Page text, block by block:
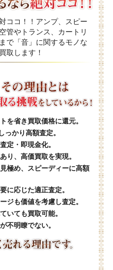
ココ！！アンプ、スピー
管やトランス、カートリ
で「音」に関するモノな
取します！
を省き買取価格に還元。
っかり高額査定。
定・即現金化。
り、高価買取を実現。
極め、スピーディーに高額
に応じた適正査定。
ジも価値を考慮し査定。
いても買取可能。
不明瞭でない。